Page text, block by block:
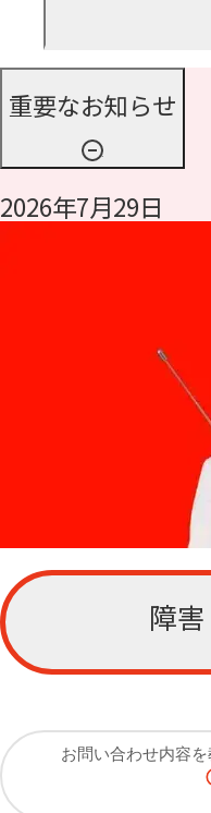
重要なお知らせ
2026年7月29日
令和8年熊本地震
お客
ト
障